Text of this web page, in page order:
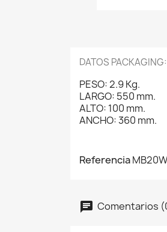
DATOS PACKAGING:
PESO: 2.9 Kg.
LARGO: 550 mm.
ALTO: 100 mm.
ANCHO: 360 mm.
Referencia
Comentarios